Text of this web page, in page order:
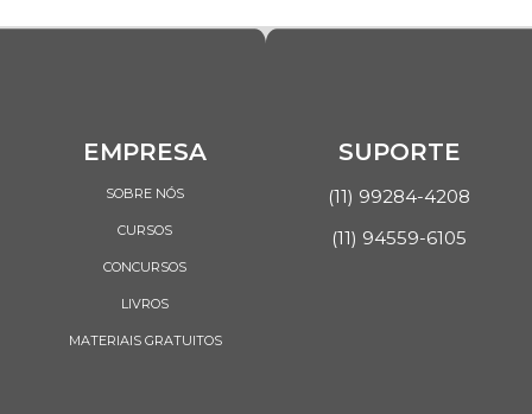
EMPRESA
SOBRE NÓS
CURSOS
CONCURSOS
LIVROS
MATERIAIS GRATUITOS
SUPORTE
(11) 99284-4208
(11) 94559-6105